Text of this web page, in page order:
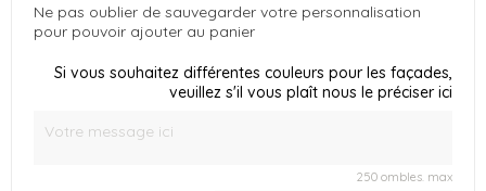
Ne pas oublier de sauvegarder votre personnalisation
pour pouvoir ajouter au panier
Si vous souhaitez différentes couleurs pour les façades,
veuillez s'il vous plaît nous le préciser ici
250 ombles. max